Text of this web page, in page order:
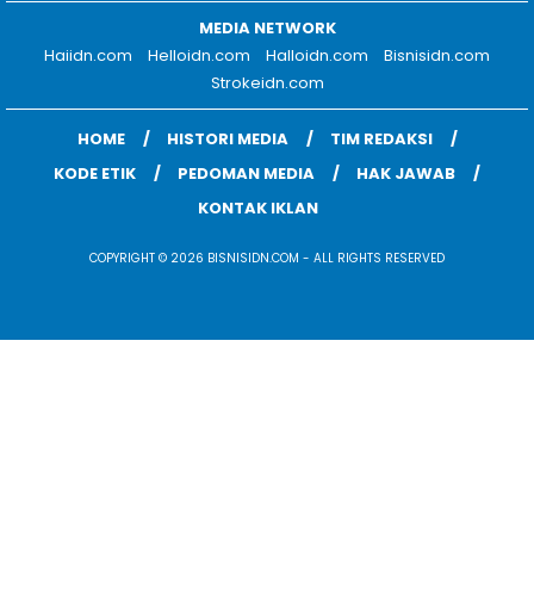
MEDIA NETWORK
Haiidn.com
Helloidn.com Halloidn.com
Bisnisidn.com
Strokeidn.com
HOME HISTORI MEDIA
TIM REDAKSI
KODE ETIK
PEDOMAN MEDIA
HAK JAWAB
KONTAK IKLAN
COPYRIGHT © 2026 BISNISIDN.COM - ALL RIGHTS RESERVED